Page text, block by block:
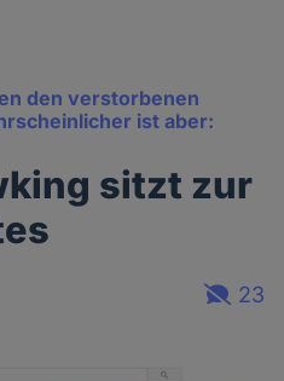
den verstorbenen
ist aber:
sitzt zur
23